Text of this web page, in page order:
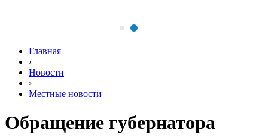
Главная
›
Новости
›
Местные новости
Обращение губернатора